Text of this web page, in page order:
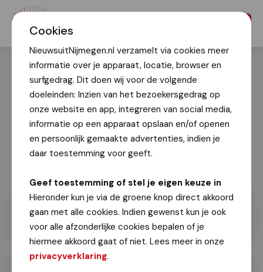
Cookies
NieuwsuitNijmegen.nl verzamelt via cookies meer
informatie over je apparaat, locatie, browser en
surfgedrag. Dit doen wij voor de volgende
doeleinden: Inzien van het bezoekersgedrag op
onze website en app, integreren van social media,
informatie op een apparaat opslaan en/of openen
en persoonlijk gemaakte advertenties, indien je
daar toestemming voor geeft.
Geef toestemming of stel je eigen keuze in
Hieronder kun je via de groene knop direct akkoord
gaan met alle cookies. Indien gewenst kun je ook
voor alle afzonderlijke cookies bepalen of je
hiermee akkoord gaat of niet. Lees meer in onze
privacyverklaring.